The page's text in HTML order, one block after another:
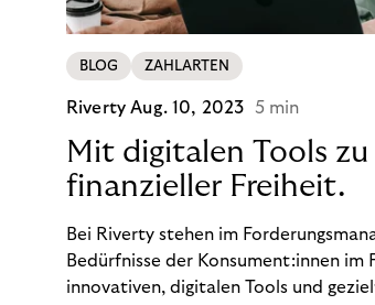
BLOG ZAHLARTEN
RivertyAug. 10, 2023 5 min
Mit digitalen Tools zu
finanzieller Freiheit.
Bei Riverty stehen im
Bedürfnisse der Konsument:innen im
innovativen, digitalen Tools und